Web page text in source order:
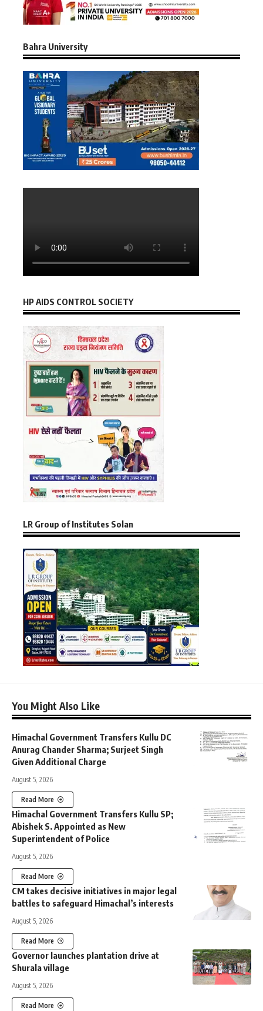
Bahra University
HP AIDS CONTROL SOCIETY
LR Group of Institutes Solan
You Might Also Like
Himachal Government Transfers Kullu DC
Anurag Chander Sharma; Surjeet Singh
Given Additional Charge
August 5, 2026
Read More
Himachal Government Transfers Kullu SP;
Abishek S. Appointed as New
Superintendent of Police
August 5, 2026
Read More
CM takes decisive initiatives in major legal
battles to safeguard Himachal’s interests
August 5, 2026
Read More
Governor launches plantation drive at
Shurala village
August 5, 2026
Read More